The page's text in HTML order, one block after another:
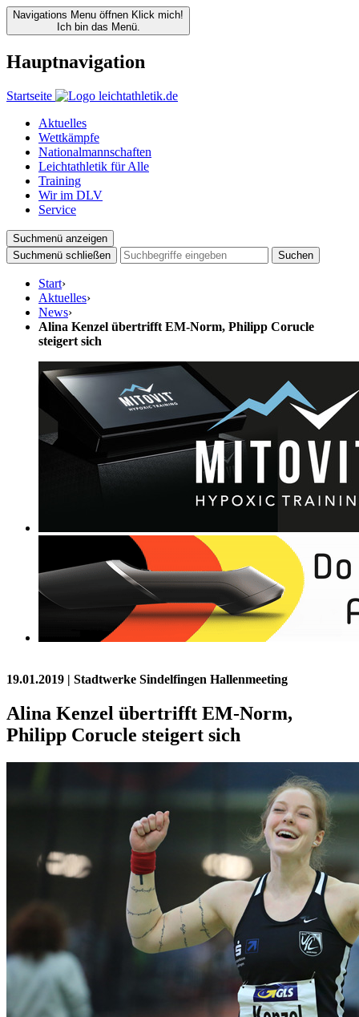
Navigations Menu öffnen Klick mich!
Ich bin das Menü.
Hauptnavigation
Startseite
Aktuelles
Wettkämpfe
Nationalmannschaften
Leichtathletik für Alle
Training
Wir im DLV
Service
Suchmenü anzeigen
Suchmenü schließen
Suchen
Start›
Aktuelles›
News›
Alina Kenzel übertrifft EM-Norm, Philipp Corucle
steigert sich
19.01.2019 | Stadtwerke Sindelfingen Hallenmeeting
Alina Kenzel übertrifft EM-Norm,
Philipp Corucle steigert sich